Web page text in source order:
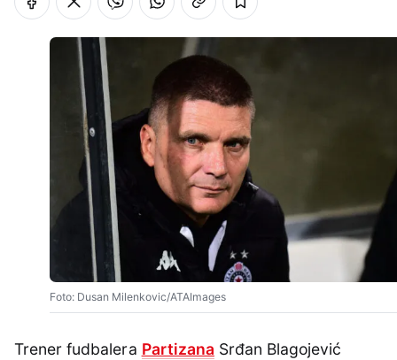
Foto: Dusan Milenkovic/ATAImages
Trener fudbalera Partizana Srđan Blagojević